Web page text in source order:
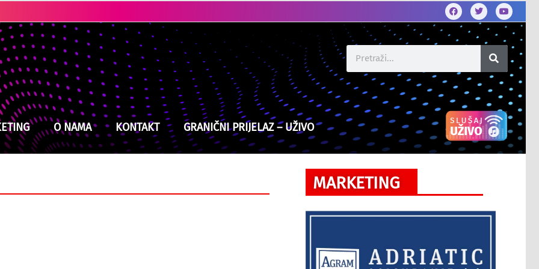
O NAMA KONTAKT GRANIČNI PRIJELAZ – UŽIVO
MARKETING